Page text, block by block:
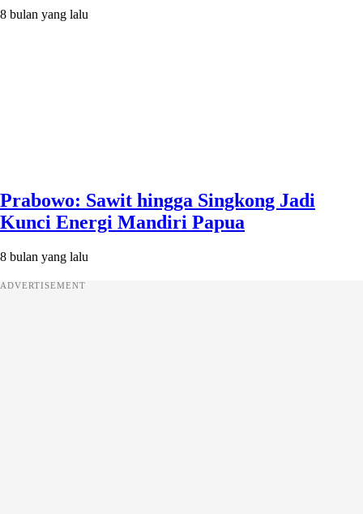
8 bulan yang lalu
Prabowo: Sawit hingga Singkong Jadi
Kunci Energi Mandiri Papua
8 bulan yang lalu
ADVERTISEMENT